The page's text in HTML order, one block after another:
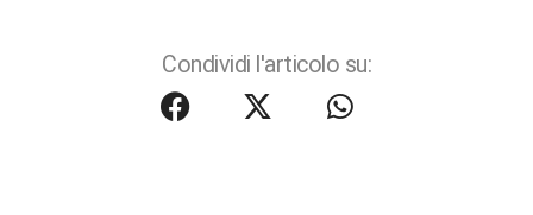
Condividi l'articolo su: